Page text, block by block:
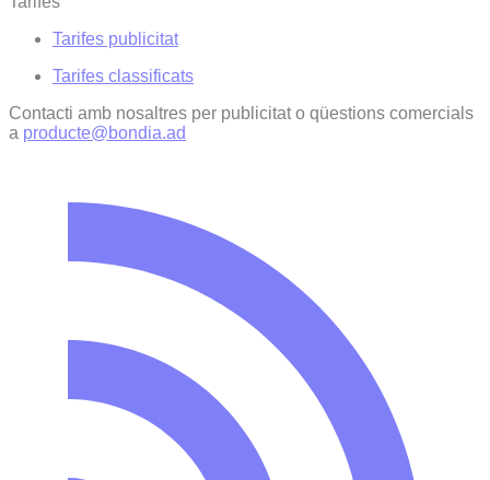
Tarifes publicitat
Tarifes classificats
Contacti amb nosaltres per publicitat o qüestions comercials
a producte@bondia.ad